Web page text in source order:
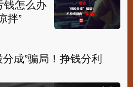
钱怎么办
拌”
成”骗局！挣钱分利